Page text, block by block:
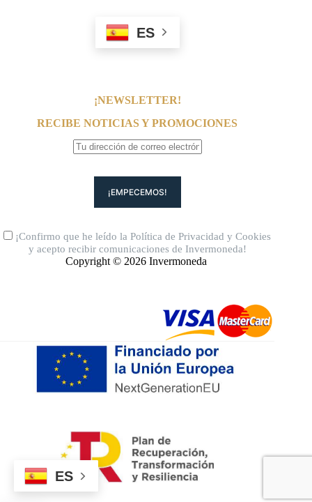
ES
¡NEWSLETTER!
RECIBE NOTICIAS Y PROMOCIONES
¡Confirmo que he leído laPolítica de Privacidad yCookies
y acepto recibir comunicaciones de Invermoneda!
Copyright © 2026 Invermoneda
ES